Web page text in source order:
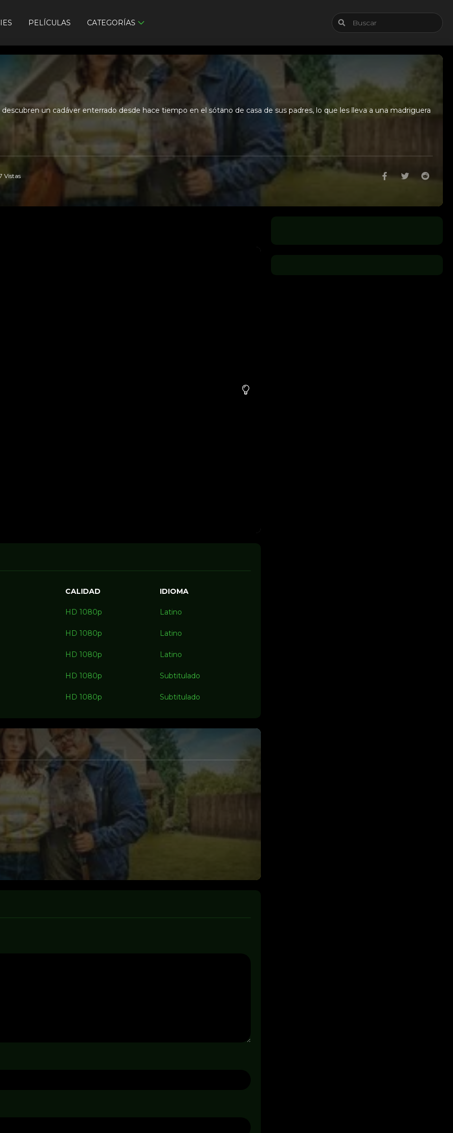
PELÍCULAS CATEGORÍAS
un cadáver enterrado desde hace tiempo en el sótano de casa de sus padres, lo que les lleva a una madriguera
Vistas
CALIDAD IDIOMA
HD 1080p Latino
HD 1080p Latino
HD 1080p Latino
HD 1080p Subtitulado
HD 1080p Subtitulado